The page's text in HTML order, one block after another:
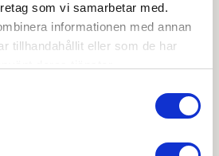
som vi samarbetar med.
informationen med annan
tillhandahållit eller som de har